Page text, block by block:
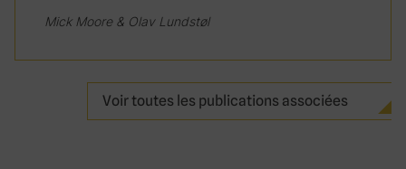
Mick Moore & Olav Lundstøl
Voir toutes les publications associées